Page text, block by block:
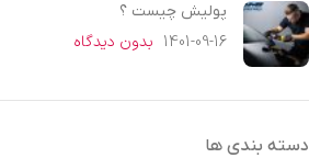
پولیش چیست ؟
1401-09-16 بدون دیدگاه
دسته بندی ها